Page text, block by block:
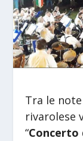
Tra le
rivarolese
“Concerto